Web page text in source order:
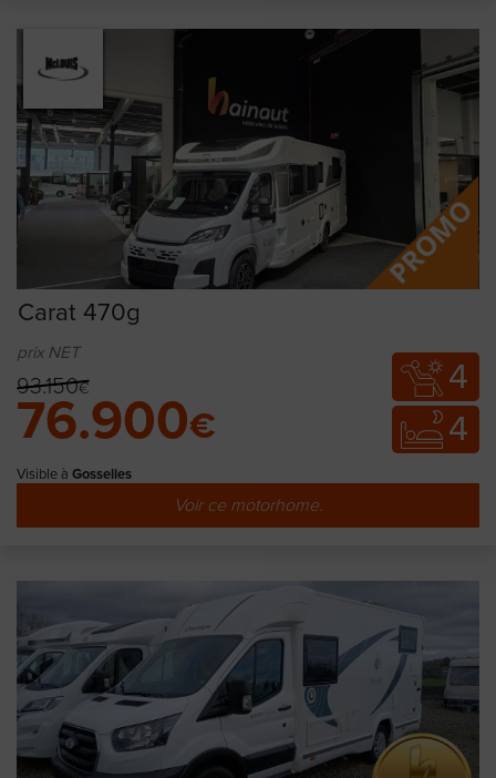
Carat 470g
prix NET
93.150€
76.900€
Visible à Gosselies
4
4
Voir ce motorhome.